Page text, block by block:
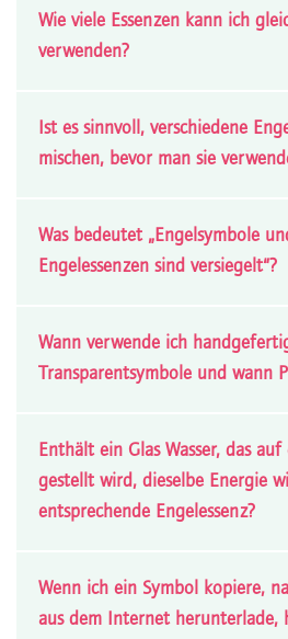
Wie viele Essenzen kann ich
verwenden?
Ist es sinnvoll, verschiedene
mischen, bevor man sie
Was bedeutet „Engelsymbole
Engelessenzen sind versiegelt“?
Wann verwende ich
Transparentsymbole und wann
Enthält ein Glas Wasser, das
gestellt wird, dieselbe Energie
entsprechende Engelessenz?
Wenn ich ein Symbol kopiere,
aus dem Internet herunterlade,